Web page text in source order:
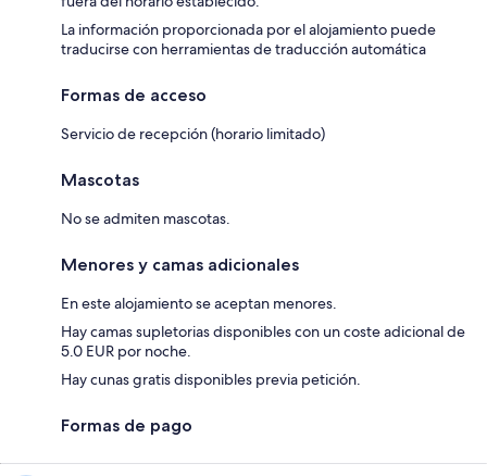
La información proporcionada por el alojamiento puede
traducirse con herramientas de traducción automática
Formas de acceso
Servicio de recepción (horario limitado)
Mascotas
No se admiten mascotas.
Menores y camas adicionales
En este alojamiento se aceptan menores.
Hay camas supletorias disponibles con un coste adicional de
5.0 EUR por noche.
Hay cunas gratis disponibles previa petición.
Formas de pago